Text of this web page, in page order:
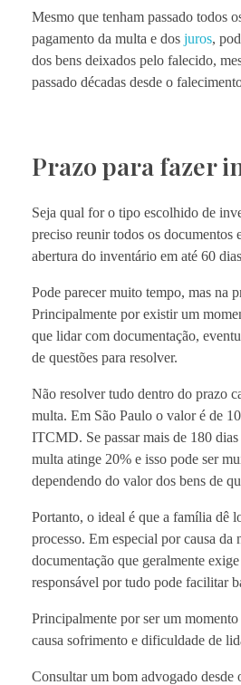
Mesmo que tenham passado todos
pagamento da multa e dos juros,
dos bens deixados pelo falecido,
passado décadas desde o
Prazo para fazer
Seja qual for o tipo escolhido de
preciso reunir todos os documentos
abertura do inventário em até 60
Pode parecer muito tempo, mas na
Principalmente por existir um
que lidar com documentação,
de questões para resolver.
Não resolver tudo dentro do prazo
multa. Em São Paulo o valor é de
ITCMD. Se passar mais de 180
multa atinge 20% e isso pode ser
dependendo do valor dos bens de
Portanto, o ideal é que a família dê
processo. Em especial por causa da
documentação que geralmente
responsável por tudo pode facilitar
Principalmente por ser um
causa sofrimento e dificuldade de
Consultar um bom advogado desde